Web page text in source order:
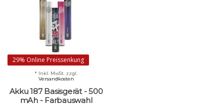
29% Online Preissenkung
Akku 187 Basisgerät - 500
mAh - Farbauswahl
* Inkl. MwSt. zzgl.
Versandkosten